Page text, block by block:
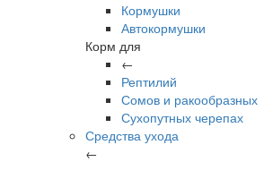
Кормушки
Автокормушки
Корм для
←
Рептилий
Сомов и ракообразных
Сухопутных черепах
Средства ухода
←